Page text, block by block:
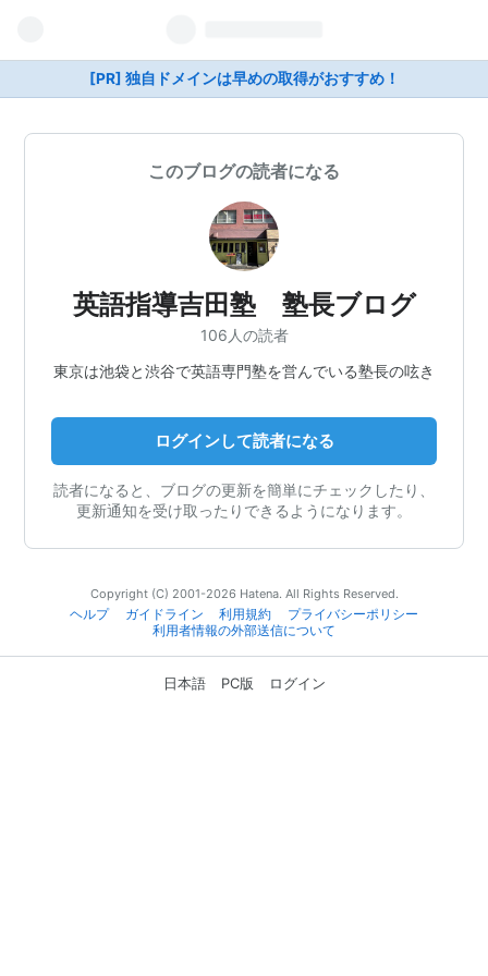
[PR] 独自ドメインは早めの取得がおすすめ！
このブログの読者になる
英語指導吉田塾 塾長ブログ
106人の読者
東京は池袋と渋谷で英語専門塾を営んでいる塾長の呟き
ログインして読者になる
読者になると、ブログの更新を簡単にチェックしたり、
更新通知を受け取ったりできるようになります。
Copyright (C) 2001-2026 Hatena. All Rights Reserved.
ヘルプ
ガイドライン 利用規約
プライバシーポリシー
利用者情報の外部送信について
日本語 PC版 ログイン